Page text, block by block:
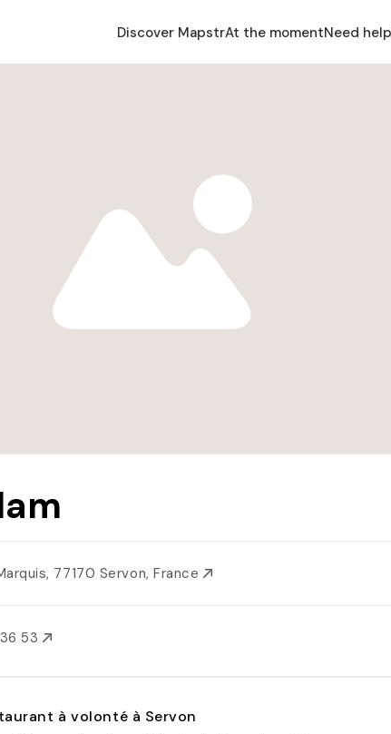
Discover MapstrAt the momentNeed
77170 Servon, France
53
à volonté à Servon